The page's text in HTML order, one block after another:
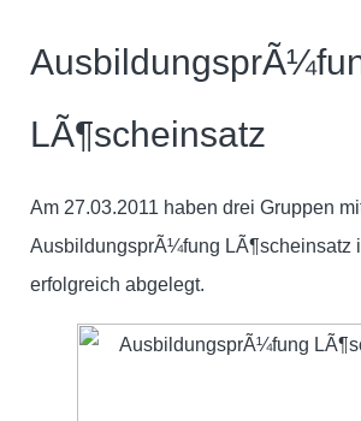
LÃ¶scheinsatz
Am 27.03.2011 haben drei Gruppen
AusbildungsprÃ¼fung LÃ¶scheinsatz
erfolgreich abgelegt.